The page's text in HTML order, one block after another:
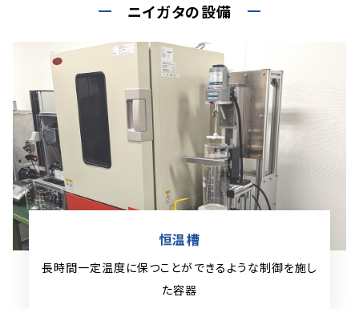
ニイガタの設備
恒温槽
長時間一定温度に保つことができるような制御を施し
た容器